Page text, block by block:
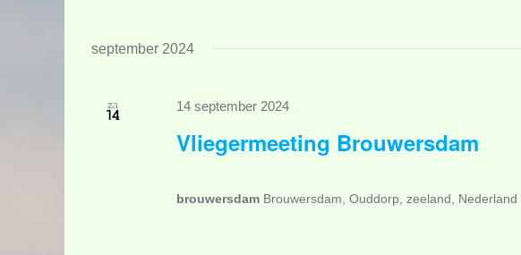
september 2024
za
14
Vliegermeeting Brouwersdam
14 september 2024
brouwersdam Brouwersdam, Ouddorp, zeeland, Nederland